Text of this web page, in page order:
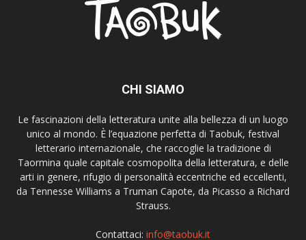
CHI SIAMO
Le fascinazioni della letteratura unite alla bellezza di un luogo
unico al mondo. È l’equazione perfetta di Taobuk, festival
letterario internazionale, che raccoglie la tradizione di
Taormina quale capitale cosmopolita della letteratura, e delle
arti in genere, rifugio di personalità eccentriche ed eccellenti,
da Tennesse Williams a Truman Capote, da Picasso a Richard
Strauss.
Contattaci: info@taobuk.it